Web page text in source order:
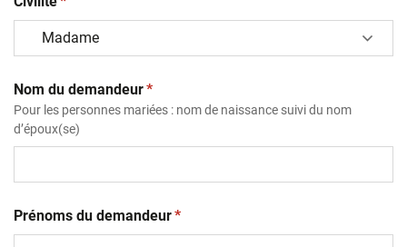
Nom du demandeur(obligatoire)
*
Pour les personnes mariées : nom de naissance suivi du nom
d’époux(se)
Prénoms du demandeur(obligatoire)
*